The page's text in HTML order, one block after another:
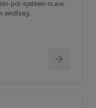
pot-systeem m.a.w.
eindlaag.